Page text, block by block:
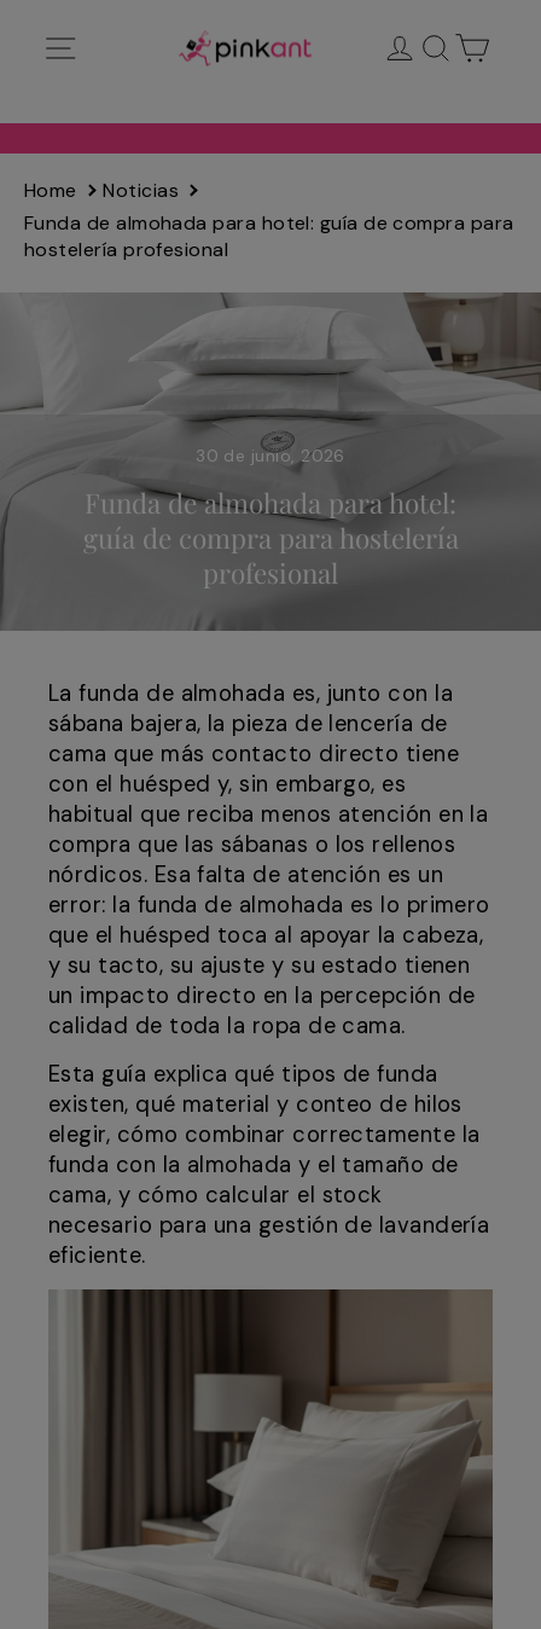
directamente
Ingresar
Buscar
Home
Noticias
Funda de almohada para hotel: guía de compra para
hostelería profesional
30 de junio, 2026
Funda de almohada para hotel:
guía de compra para hostelería
profesional
La funda de almohada es, junto con la
sábana bajera, la pieza de lencería de
cama que más contacto directo tiene
con el huésped y, sin embargo, es
habitual que reciba menos atención en la
compra que las sábanas o los rellenos
nórdicos. Esa falta de atención es un
error: la funda de almohada es lo primero
que el huésped toca al apoyar la cabeza,
y su tacto, su ajuste y su estado tienen
un impacto directo en la percepción de
calidad de toda la ropa de cama.
Esta guía explica qué tipos de funda
existen, qué material y conteo de hilos
elegir, cómo combinar correctamente la
funda con la almohada y el tamaño de
cama, y cómo calcular el stock
necesario para una gestión de lavandería
eficiente.